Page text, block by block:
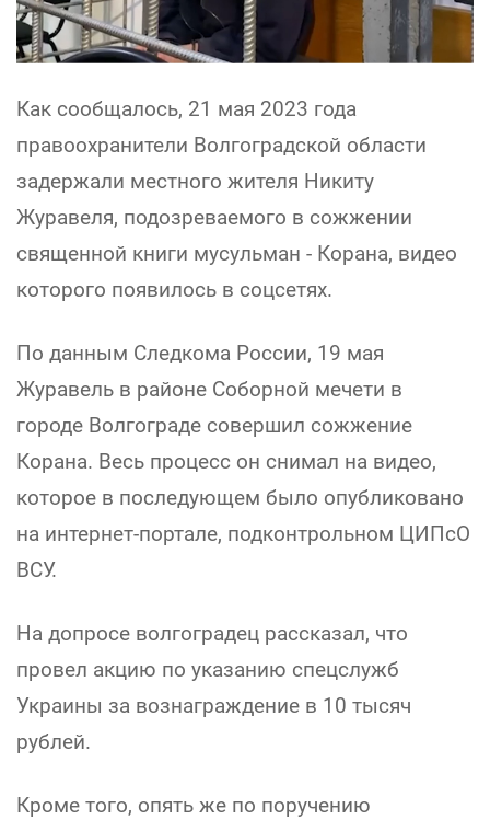
Как сообщалось, 21 мая 2023 года
правоохранители Волгоградской области
задержали местного жителя Никиту
Журавеля, подозреваемого в сожжении
священной книги мусульман - Корана, видео
которого появилось в соцсетях.
По данным Следкома России, 19 мая
Журавель в районе Соборной мечети в
городе Волгограде совершил сожжение
Корана. Весь процесс он снимал на видео,
которое в последующем было опубликовано
на интернет-портале, подконтрольном ЦИПсО
ВСУ.
На допросе волгоградец рассказал, что
провел акцию по указанию спецслужб
Украины за вознаграждение в 10 тысяч
рублей.
Кроме того, опять же по поручению